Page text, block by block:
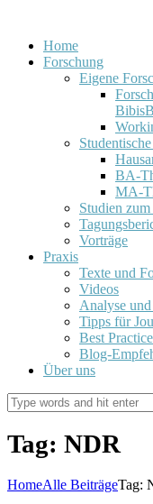
Home
Forschung
Eigene
BA-
MA-
Studien
Vorträge
Praxis
Texte und
Videos
Analyse
Tipps für
Best Practice
Blog-
Über uns
Tag: NDR
HomeAlle BeiträgeTag: